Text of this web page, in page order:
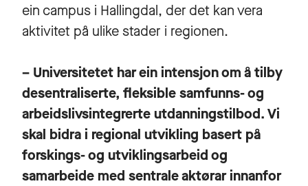
ein campus i Hallingdal, der det kan vera
aktivitet på ulike stader i regionen.
– Universitetet har ein intensjon om å tilby
desentraliserte, fleksible samfunns- og
arbeidslivsintegrerte utdanningstilbod. Vi
skal bidra i regional utvikling basert på
forskings- og utviklingsarbeid og
samarbeide med sentrale aktørar innanfor